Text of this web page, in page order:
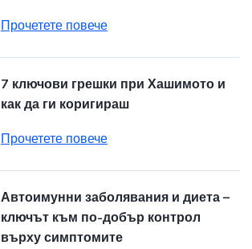
Прочетете повече
7 ключови грешки при Хашимото и
как да ги коригираш
Прочетете повече
Автоимунни заболявания и диета –
ключът към по-добър контрол
върху симптомите